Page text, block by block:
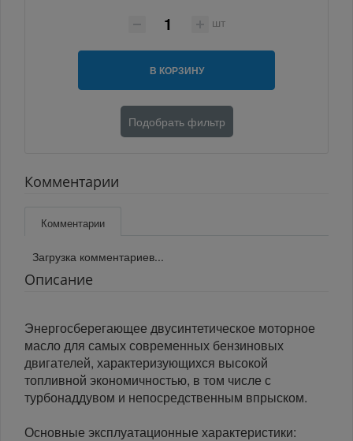
шт
В КОРЗИНУ
Подобрать фильтр
Комментарии
Комментарии
Загрузка комментариев...
Описание
Энергосберегающее двусинтетическое моторное
масло для самых современных бензиновых
двигателей, характеризующихся высокой
топливной экономичностью, в том числе с
турбонаддувом и непосредственным впрыском.
Основные эксплуатационные характеристики: